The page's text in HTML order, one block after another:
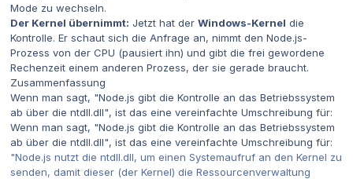
Mode zu wechseln.
Der Kernel übernimmt: Jetzt hat der Windows-Kernel die
Kontrolle. Er schaut sich die Anfrage an, nimmt den Node.js-
Prozess von der CPU (pausiert ihn) und gibt die frei gewordene
Rechenzeit einem anderen Prozess, der sie gerade braucht.
Zusammenfassung
Wenn man sagt, "Node.js gibt die Kontrolle an das Betriebssystem
ab über die ntdll.dll", ist das eine vereinfachte Umschreibung für:
Wenn man sagt, "Node.js gibt die Kontrolle an das Betriebssystem
ab über die ntdll.dll", ist das eine vereinfachte Umschreibung für:
"Node.js nutzt die ntdll.dll, um einen Systemaufruf an den Kernel zu
senden, damit dieser (der Kernel) die Ressourcenverwaltung